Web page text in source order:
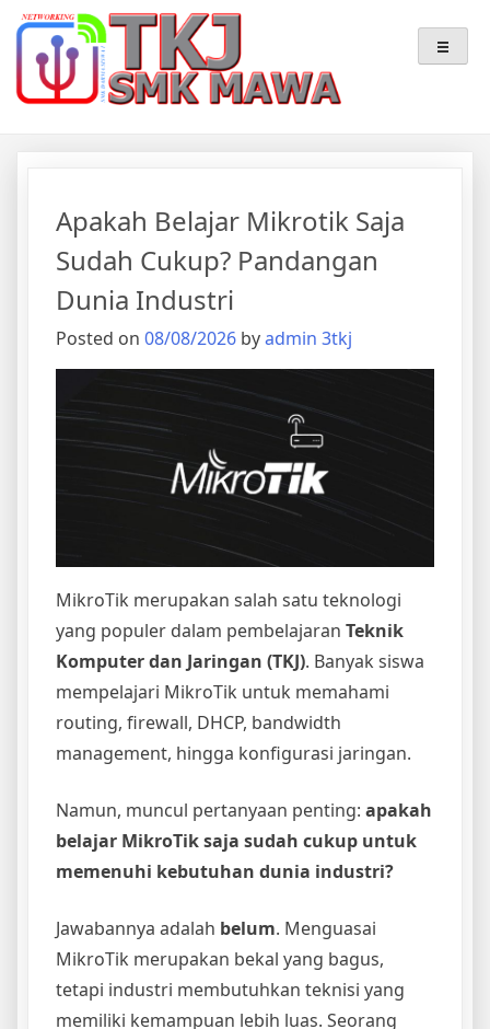
Skip
content
Teknik Komputer & Jaringan
TKJ – SMK MAWA
Apakah Belajar Mikrotik Saja
Sudah Cukup? Pandangan
Dunia Industri
Posted on 08/08/2026 byadmin 3tkj
MikroTik merupakan salah satu teknologi
yang populer dalam pembelajaran Teknik
Komputer dan Jaringan (TKJ). Banyak siswa
mempelajari MikroTik untuk memahami
routing, firewall, DHCP, bandwidth
management, hingga konfigurasi jaringan.
Namun, muncul pertanyaan penting: apakah
belajar MikroTik saja sudah cukup untuk
memenuhi kebutuhan dunia industri?
Jawabannya adalah belum. Menguasai
MikroTik merupakan bekal yang bagus,
tetapi industri membutuhkan teknisi yang
memiliki kemampuan lebih luas. Seorang